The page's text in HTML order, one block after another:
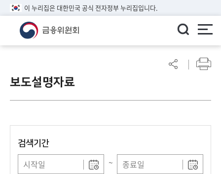
이 누리집은 대한민국 공식 전자정부 누리집입니다.
린
이알
보도설명자료
검색기간
~